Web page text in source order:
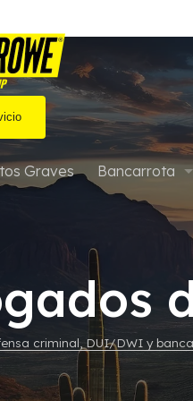
Súper Extremo
y DUI
Graves Bancarrota
Bancarrota
Bancarrota
Bancarrota
Bancarrota y
criminal, DUI/DWI y